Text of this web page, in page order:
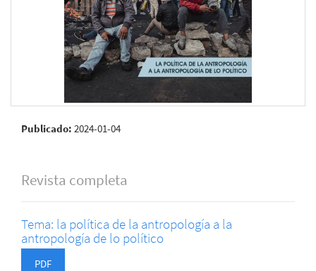
Publicado: 2024-01-04
Revista completa
Tema: la política de la antropología a la
antropología de lo político
PDF